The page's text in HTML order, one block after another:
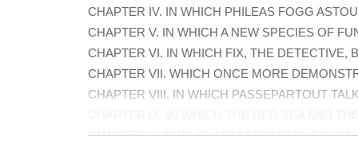
CHAPTER IV. IN WHICH PHILEAS FOGG
CHAPTER V. IN WHICH A NEW SPECIES OF
CHAPTER VI. IN WHICH FIX, THE DETECTIVE,
CHAPTER VII. WHICH ONCE MORE
CHAPTER VIII. IN WHICH PASSEPARTOUT
CHAPTER X. IN WHICH PASSEPARTOUT IS